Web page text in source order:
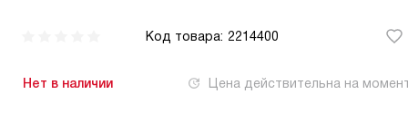
Код товара: 2214400
Нет в наличии Цена действительна на